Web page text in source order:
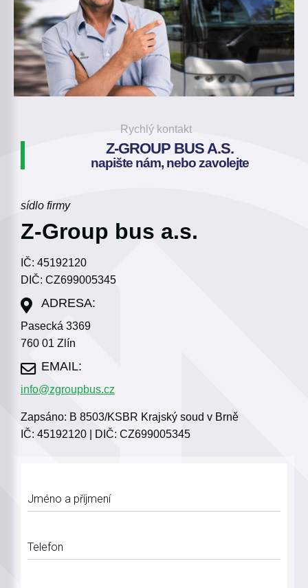
Rychlý kontakt
Z-GROUP BUS A.S.
napište nám, nebo zavolejte
sídlo firmy
Z-Group bus a.s.
IČ: 45192120
DIČ: CZ699005345
Pasecká 3369
760 01 Zlín
info@zgroupbus.cz
Zapsáno: B 8503/KSBR Krajský soud v Brně
IČ: 45192120 | DIČ: CZ699005345
Jméno a příjmení
Telefon